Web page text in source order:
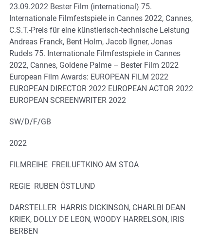
23.09.2022 Bester Film (international) 75.
Internationale Filmfestspiele in Cannes 2022, Cannes,
C.S.T.-Preis für eine künstlerisch-technische Leistung
Andreas Franck, Bent Holm, Jacob Ilgner, Jonas
Rudels 75. Internationale Filmfestspiele in Cannes
2022, Cannes, Goldene Palme – Bester Film 2022
European Film Awards: EUROPEAN FILM 2022
EUROPEAN DIRECTOR 2022 EUROPEAN ACTOR 2022
EUROPEAN SCREENWRITER 2022
SW/D/F/GB
2022
FILMREIHE FREILUFTKINO AM STOA
REGIE RUBEN ÖSTLUND
DARSTELLER HARRIS DICKINSON, CHARLBI DEAN
KRIEK, DOLLY DE LEON, WOODY HARRELSON, IRIS
BERBEN